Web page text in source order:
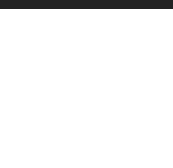
Afstand: ca. 3,5 km